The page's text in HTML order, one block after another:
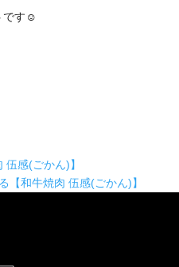
です☺️
感(ごかん)】
【和牛焼肉 伍感(ごかん)】